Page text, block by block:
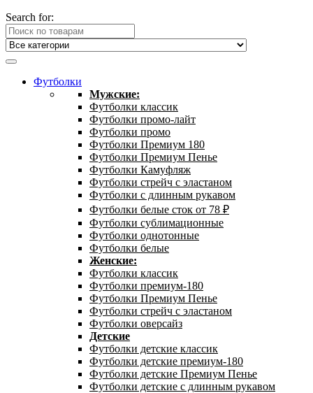
Search for:
Футболки
Мужские:
Футболки классик
Футболки промо-лайт
Футболки промо
Футболки Премиум 180
Футболки Премиум Пенье
Футболки Камуфляж
Футболки стрейч с эластаном
Футболки с длинным рукавом
Футболки белые сток от 78 ₽
Футболки сублимационные
Футболки однотонные
Футболки белые
Женские:
Футболки классик
Футболки премиум-180
Футболки Премиум Пенье
Футболки стрейч с эластаном
Футболки оверсайз
Детские
Футболки детские классик
Футболки детские премиум-180
Футболки детские Премиум Пенье
Футболки детские с длинным рукавом